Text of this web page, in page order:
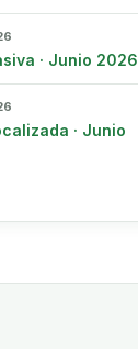
· Junio 2026
· Junio